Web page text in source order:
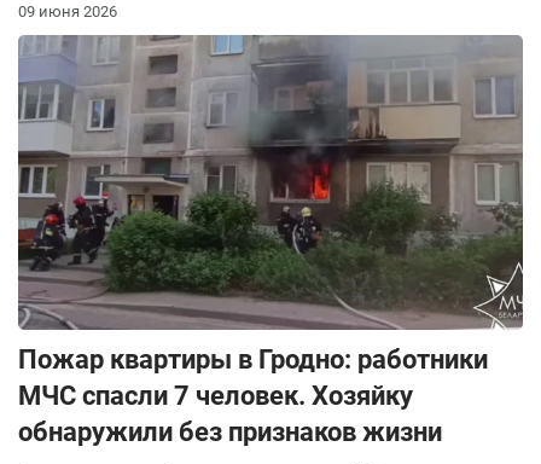
09 июня 2026
Пожар квартиры в Гродно: работники
МЧС спасли 7 человек. Хозяйку
обнаружили без признаков жизни